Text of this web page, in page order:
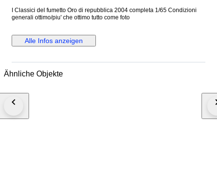
I Classici del fumetto Oro di repubblica 2004 completa 1/65 Condizioni
generali ottimo/piu' che ottimo tutto come foto
Alle Infos anzeigen
Ähnliche Objekte